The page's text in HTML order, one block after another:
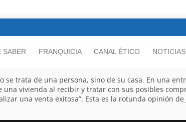
SABER FRANQUICIA CANAL ÉTICO
trata de una persona, sino de su casa. En una
vivienda al recibir y tratar con sus posibles
una venta exitosa”. Esta es la rotunda opinión de